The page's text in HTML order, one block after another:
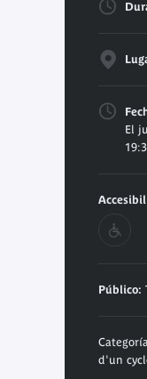
El
Público:
d'un